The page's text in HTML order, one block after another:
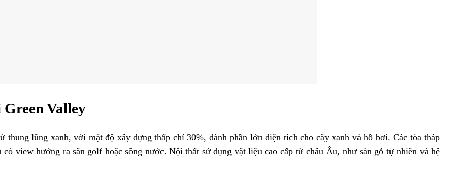
Valley
lũng xanh, với mật độ xây dựng thấp chỉ 30%, dành phần lớn diện tích cho cây xanh và hồ bơi. Các tòa tháp
view hướng ra sân golf hoặc sông nước. Nội thất sử dụng vật liệu cao cấp từ châu Âu, như sàn gỗ tự nhiên và hệ